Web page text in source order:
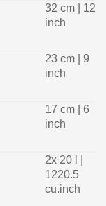
32 cm | 12
inch
23 cm | 9
inch
17 cm | 6
inch
2x 20 l |
1220.5
cu.inch